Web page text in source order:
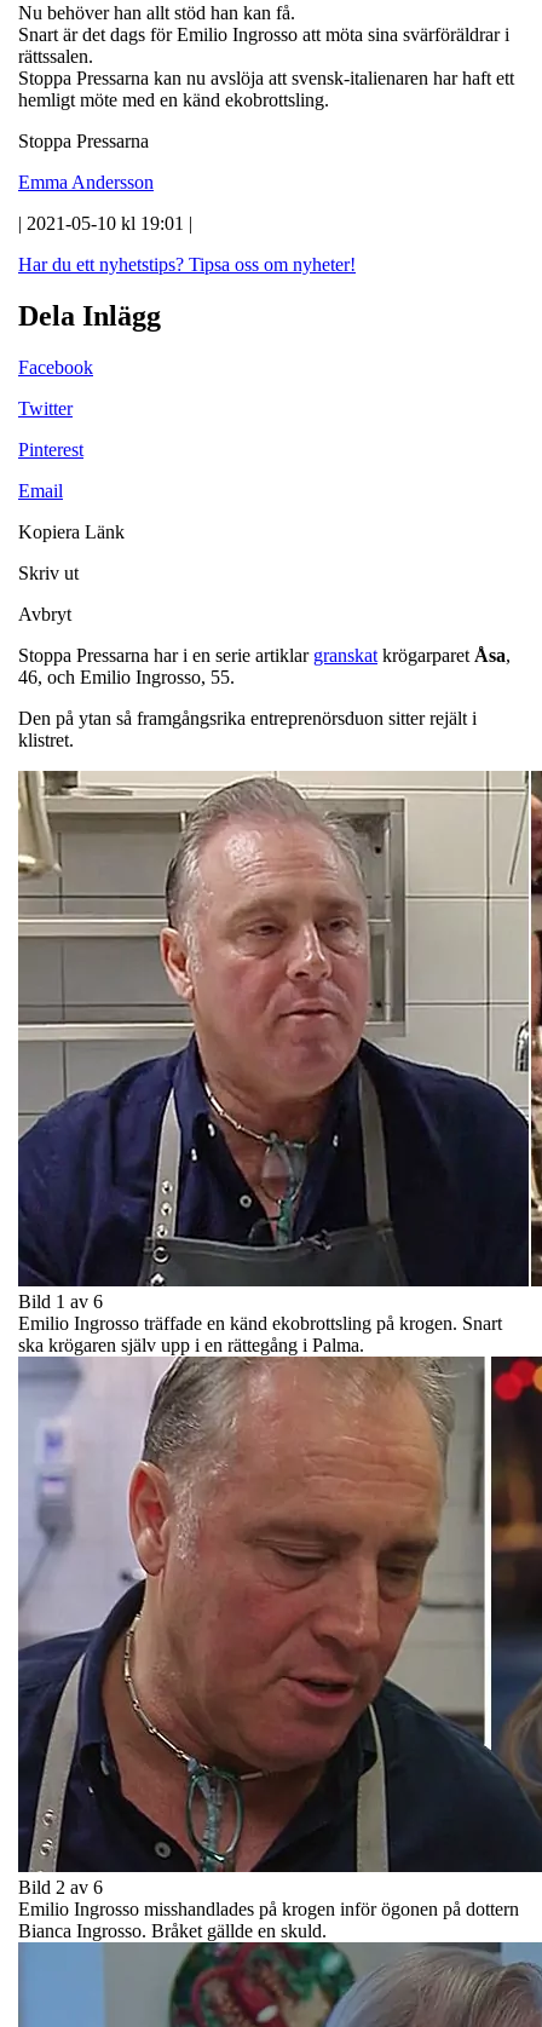
Nu behöver han allt stöd han kan få.
Snart är det dags för Emilio Ingrosso att möta sina svärföräldrar i
rättssalen.
Stoppa Pressarna kan nu avslöja att svensk-italienaren har haft ett
hemligt möte med en känd ekobrottsling.
Stoppa Pressarna
Emma Andersson
| 2021-05-10 kl 19:01 |
Har du ett nyhetstips? Tipsa oss om nyheter!
Dela Inlägg
Facebook
Twitter
Pinterest
Email
Kopiera Länk
Skriv ut
Avbryt
Stoppa Pressarna har i en serie artiklar granskat krögarparet Åsa,
46, och Emilio Ingrosso, 55.
Den på ytan så framgångsrika entreprenörsduon sitter rejält i
klistret.
Bild 1 av 6
Emilio Ingrosso träffade en känd ekobrottsling på krogen. Snart
ska krögaren själv upp i en rättegång i Palma.
Bild 2 av 6
Emilio Ingrosso misshandlades på krogen inför ögonen på dottern
Bianca Ingrosso. Bråket gällde en skuld.